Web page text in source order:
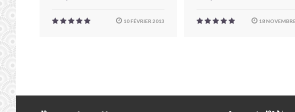
10 FÉVRIER 2013 18